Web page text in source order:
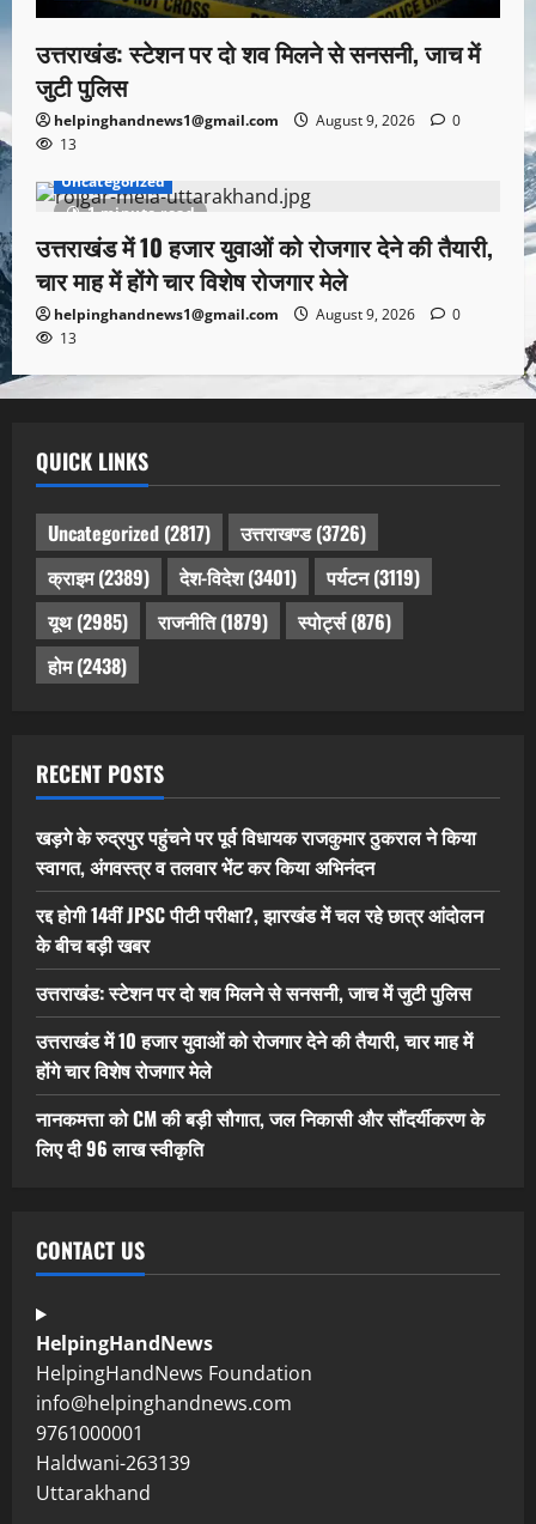
उत्तराखंड: स्टेशन पर दो शव मिलने से सनसनी, जाच में
जुटी पुलिस
helpinghandnews1@gmail.com August 9, 2026
0
13
1 minute read
Uncategorized
उत्तराखंड में 10 हजार युवाओं को रोजगार देने की तैयारी,
चार माह में होंगे चार विशेष रोजगार मेले
helpinghandnews1@gmail.com August 9, 2026
0
13
QUICK LINKS
Uncategorized (2817) उत्तराखण्ड(3726)
क्राइम(2389) देश-विदेश(3401) पर्यटन(3119)
यूथ(2985) राजनीति(1879) स्पोर्ट्स(876)
होम(2438)
RECENT POSTS
खड़गे के रुद्रपुर पहुंचने पर पूर्व विधायक राजकुमार ठुकराल ने किया
स्वागत, अंगवस्त्र व तलवार भेंट कर किया अभिनंदन
रद्द होगी 14वीं JPSC पीटी परीक्षा?, झारखंड में चल रहे छात्र आंदोलन
के बीच बड़ी खबर
उत्तराखंड: स्टेशन पर दो शव मिलने से सनसनी, जाच में जुटी पुलिस
उत्तराखंड में 10 हजार युवाओं को रोजगार देने की तैयारी, चार माह में
होंगे चार विशेष रोजगार मेले
नानकमत्ता को CM की बड़ी सौगात, जल निकासी और सौंदर्यीकरण के
लिए दी 96 लाख स्वीकृति
CONTACT US
HelpingHandNews
HelpingHandNews Foundation
info@helpinghandnews.com
9761000001
Haldwani-263139
Uttarakhand